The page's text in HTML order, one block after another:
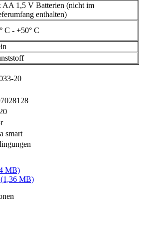
AA 1,5 V Batterien (nicht im
enthalten)
C - +50° C
20
smart
MB)
(1,36 MB)